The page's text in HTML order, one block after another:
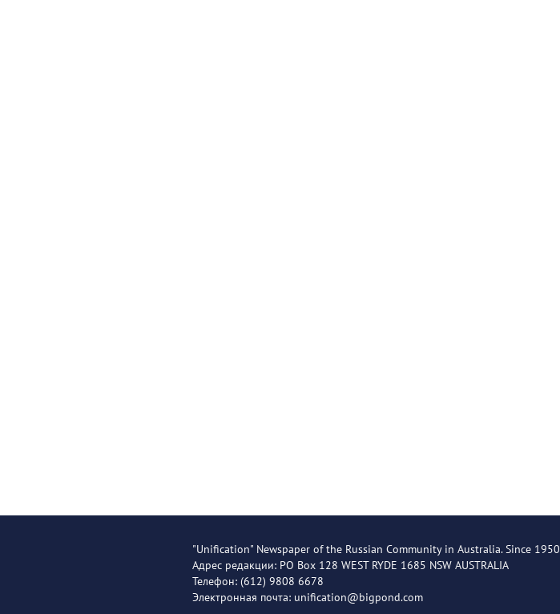
"Unification" Newspaper of the Russian Community in Australia. Since 1950
Адрес редакции: PO Box 128 WEST RYDE 1685 NSW AUSTRALIA
Телефон: (612) 9808 6678
Электронная почта: unification@bigpond.com